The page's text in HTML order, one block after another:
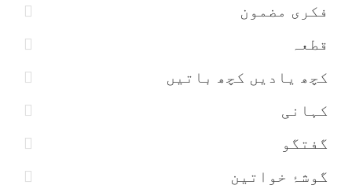
فکری مضمون
قطعہ
کچھ یادیں کچھ باتیں
کہانی
گفتگو
گوشۂ خواتین